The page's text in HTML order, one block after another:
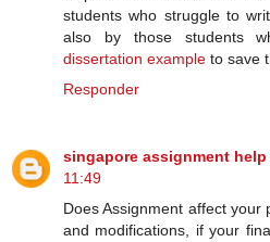
students who struggle to
also by those students
dissertation example to save
Responder
singapore assignment help
11:49
Does Assignment affect
and modifications, if your